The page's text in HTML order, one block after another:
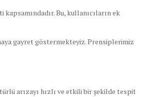
Bu, kullanıcıların ek
gayret göstermekteyiz. Prensiplerimiz
arızayı hızlı ve etkili bir şekilde tespit